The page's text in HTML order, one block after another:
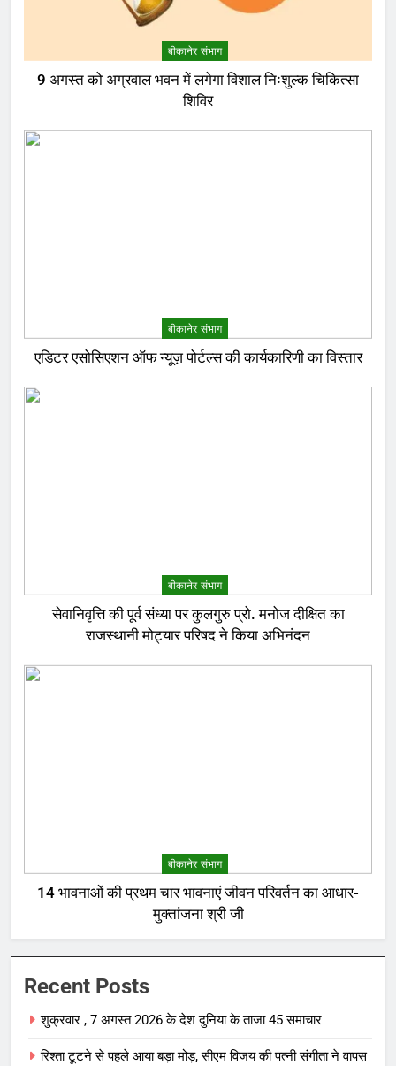
बीकानेर संभाग
9 अगस्त को अग्रवाल भवन में लगेगा विशाल निःशुल्क चिकित्सा
शिविर
बीकानेर संभाग
एडिटर एसोसिएशन ऑफ न्यूज़ पोर्टल्स की कार्यकारिणी का विस्तार
बीकानेर संभाग
सेवानिवृत्ति की पूर्व संध्या पर कुलगुरु प्रो. मनोज दीक्षित का
राजस्थानी मोट्यार परिषद ने किया अभिनंदन
बीकानेर संभाग
14 भावनाओं की प्रथम चार भावनाएं जीवन परिवर्तन का आधार-
मुक्तांजना श्री जी
Recent Posts
शुक्रवार , 7 अगस्त 2026 के देश दुनिया के ताजा 45 समाचार
रिश्ता टूटने से पहले आया बड़ा मोड़, सीएम विजय की पत्नी संगीता ने वापस